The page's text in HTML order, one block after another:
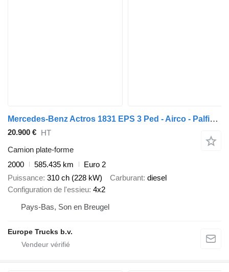
Mercedes-Benz Actros 1831 EPS 3 Ped - Airco - Palfinger PK16000
20.900 € HT
Camion plate-forme
2000
585.435 km
Euro 2
Puissance 310 ch (228 kW) Carburant diesel
Configuration de l'essieu 4x2
Pays-Bas, Son en Breugel
Europe Trucks b.v.